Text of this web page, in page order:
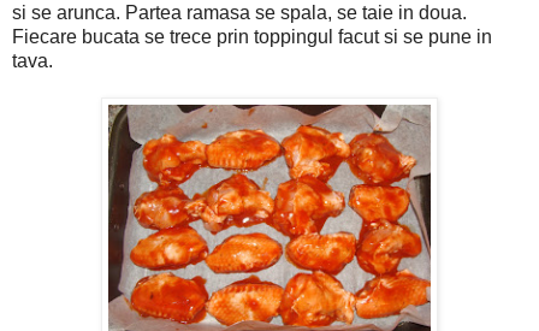
si se arunca. Partea ramasa se spala, se taie in doua.
Fiecare bucata se trece prin toppingul facut si se pune in
tava.